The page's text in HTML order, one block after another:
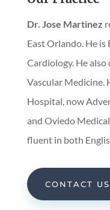
Dr. Jose Martinez
East Orlando. He
Cardiology. He
Vascular Medicine.
Hospital, now
and Oviedo
fluent in both
CONTACT US